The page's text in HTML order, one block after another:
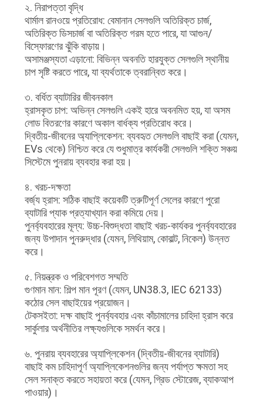
সাইট
ম্যাপ
গোপনীয়তা
২. নিরাপত্তা বৃদ্ধি
থার্মাল রানওয়ে প্রতিরোধ: বেমানান সেলগুলি অতিরিক্ত চার্জ,
অতিরিক্ত ডিসচার্জ বা অতিরিক্ত গরম হতে পারে, যা আগুন/
বিস্ফোরণের ঝুঁকি বাড়ায়।
অসামঞ্জস্যতা এড়ানো: বিভিন্ন অবনতি হারযুক্ত সেলগুলি স্থানীয়
চাপ সৃষ্টি করতে পারে, যা ব্যর্থতাকে ত্বরান্বিত করে।
৩. বর্ধিত ব্যাটারির জীবনকাল
হ্রাসকৃত চাপ: অভিন্ন সেলগুলি একই হারে অবনমিত হয়, যা অসম
লোড বিতরণের কারণে অকাল বার্ধক্য প্রতিরোধ করে।
দ্বিতীয়-জীবনের অ্যাপ্লিকেশন: ব্যবহৃত সেলগুলি বাছাই করা (যেমন,
EVs থেকে) নিশ্চিত করে যে শুধুমাত্র কার্যকরী সেলগুলি শক্তি সঞ্চয়
সিস্টেমে পুনরায় ব্যবহার করা হয়।
৪. খরচ-দক্ষতা
বর্জ্য হ্রাস: সঠিক বাছাই কয়েকটি ত্রুটিপূর্ণ সেলের কারণে পুরো
ব্যাটারি প্যাক প্রত্যাখ্যান করা কমিয়ে দেয়।
পুনর্ব্যবহারের মূল্য: উচ্চ-বিশুদ্ধতা বাছাই খরচ-কার্যকর পুনর্ব্যবহারের
জন্য উপাদান পুনরুদ্ধার (যেমন, লিথিয়াম, কোবাল্ট, নিকেল) উন্নত
করে।
৫. নিয়ন্ত্রক ও পরিবেশগত সম্মতি
গুণমান মান: শিল্প মান পূরণ (যেমন, UN38.3, IEC 62133)
কঠোর সেল বাছাইয়ের প্রয়োজন।
টেকসইতা: দক্ষ বাছাই পুনর্ব্যবহার এবং কাঁচামালের চাহিদা হ্রাস করে
সার্কুলার অর্থনীতির লক্ষ্যগুলিকে সমর্থন করে।
৬. পুনরায় ব্যবহারের অ্যাপ্লিকেশন (দ্বিতীয়-জীবনের ব্যাটারি)
বাছাই কম চাহিদাপূর্ণ অ্যাপ্লিকেশনগুলির জন্য পর্যাপ্ত ক্ষমতা সহ
সেল সনাক্ত করতে সহায়তা করে (যেমন, গ্রিড স্টোরেজ, ব্যাকআপ
পাওয়ার)।